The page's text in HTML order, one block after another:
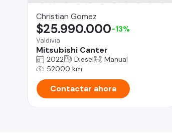
Christian Gomez
Valdivia
Mitsubishi Canter
$25.990.000-13%
2022 Diesel
Manual
52000 km
Contactar ahora